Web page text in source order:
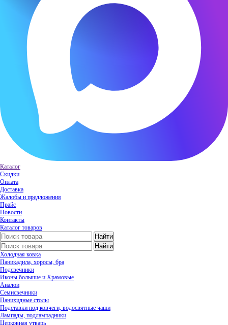
Каталог
Скидки
Оплата
Доставка
Жалобы и предложения
Прайс
Новости
Контакты
Каталог товаров
Холодная ковка
Паникадила, хоросы, бра
Подсвечники
Иконы большие и Храмовые
Аналои
Семисвечники
Панихидные столы
Подставки под ковчеги, водосвятные чаши
Лампады, подлампадники
Церковная утварь